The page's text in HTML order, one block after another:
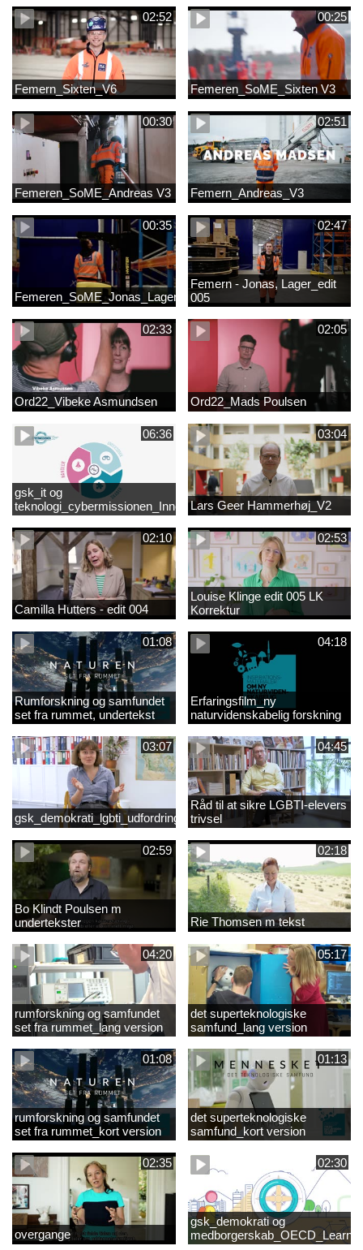
med din baby 0-6 mdr.mp3
lyt og skriv 3-6 år.mp3
02:52
Femern_Sixten_V6
00:25
Femeren_SoME_Sixten V3
00:30
Femeren_SoME_Andreas V3
02:51
Femern_Andreas_V3
00:35
Femeren_SoME_Jonas_Lager
02:47
Femern - Jonas, Lager_edit
005
02:33
Ord22_Vibeke Asmundsen
02:05
Ord22_Mads Poulsen
06:36
gsk_it og
teknologi_cybermissionen_Innovationscirklen
03:04
Lars Geer Hammerhøj_V2
02:10
Camilla Hutters - edit 004
02:53
Louise Klinge edit 005 LK
Korrektur
01:08
Rumforskning og samfundet
set fra rummet, undertekst
04:18
Erfaringsfilm_ny
naturvidenskabelig forskning
03:07
gsk_demokrati_lgbti_udfordringer
04:45
Råd til at sikre LGBTI-elevers
trivsel
02:59
Bo Klindt Poulsen m
undertekster
02:18
Rie Thomsen m tekst
04:20
rumforskning og samfundet
set fra rummet_lang version
05:17
det superteknologiske
samfund_lang version
01:08
rumforskning og samfundet
set fra rummet_kort version
01:13
det superteknologiske
samfund_kort version
02:35
overgange
02:30
gsk_demokrati og